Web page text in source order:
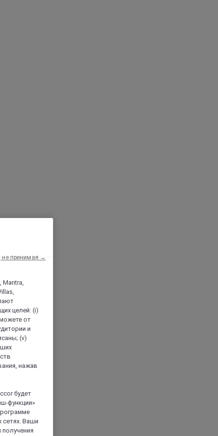
Mantra,
целей: (i)
от
и
(v)
нажав
будет
функции»
сетях. Ваши
не принимая →